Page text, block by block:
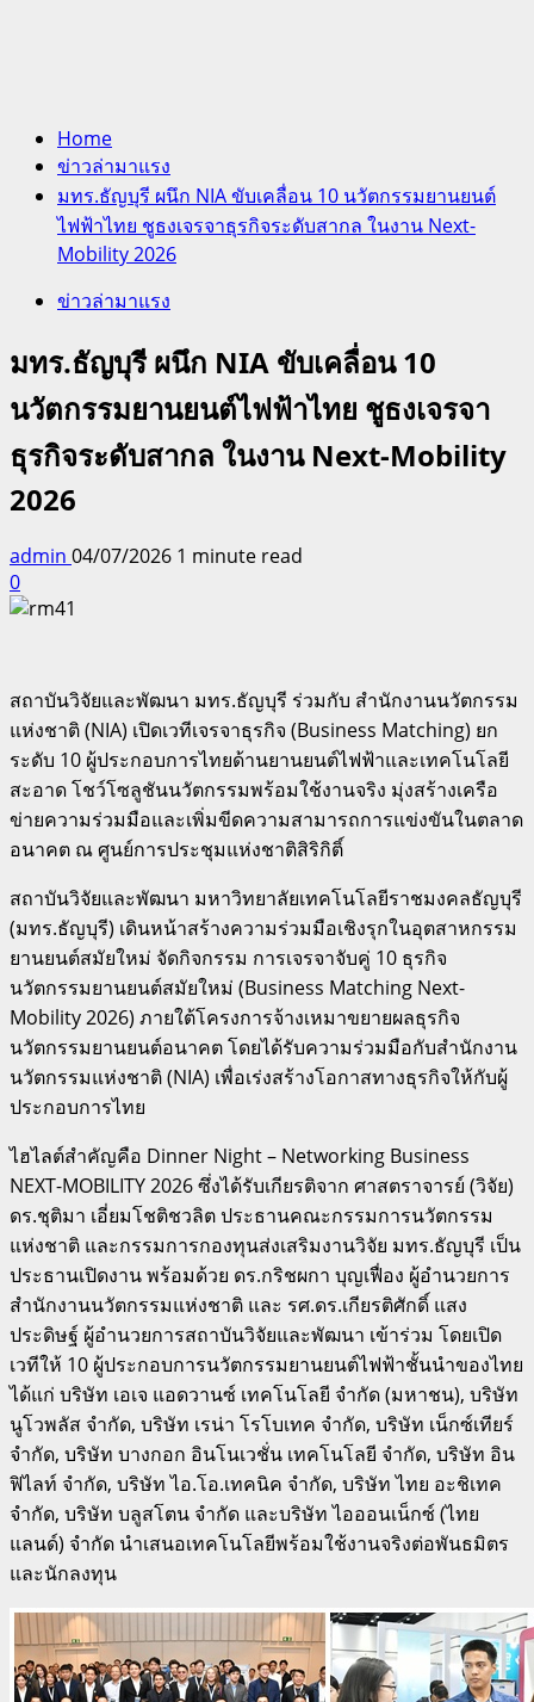
Home
ข่าวล่ามาแรง
มทร.ธัญบุรี ผนึก NIA ขับเคลื่อน 10 นวัตกรรมยานยนต์
ไฟฟ้าไทย ชูธงเจรจาธุรกิจระดับสากล ในงาน Next-
Mobility 2026
ข่าวล่ามาแรง
มทร.ธัญบุรี ผนึก NIA ขับเคลื่อน 10
นวัตกรรมยานยนต์ไฟฟ้าไทย ชูธงเจรจา
ธุรกิจระดับสากล ในงาน Next-Mobility
2026
admin 04/07/2026 1 minute read
0
สถาบันวิจัยและพัฒนา มทร.ธัญบุรี ร่วมกับ สำนักงานนวัตกรรม
แห่งชาติ (NIA) เปิดเวทีเจรจาธุรกิจ (Business Matching) ยก
ระดับ 10 ผู้ประกอบการไทยด้านยานยนต์ไฟฟ้าและเทคโนโลยี
สะอาด โชว์โซลูชันนวัตกรรมพร้อมใช้งานจริง มุ่งสร้างเครือ
ข่ายความร่วมมือและเพิ่มขีดความสามารถการแข่งขันในตลาด
อนาคต ณ ศูนย์การประชุมแห่งชาติสิริกิติ์
สถาบันวิจัยและพัฒนา มหาวิทยาลัยเทคโนโลยีราชมงคลธัญบุรี
(มทร.ธัญบุรี) เดินหน้าสร้างความร่วมมือเชิงรุกในอุตสาหกรรม
ยานยนต์สมัยใหม่ จัดกิจกรรม การเจรจาจับคู่ 10 ธุรกิจ
นวัตกรรมยานยนต์สมัยใหม่ (Business Matching Next-
Mobility 2026) ภายใต้โครงการจ้างเหมาขยายผลธุรกิจ
นวัตกรรมยานยนต์อนาคต โดยได้รับความร่วมมือกับสำนักงาน
นวัตกรรมแห่งชาติ (NIA) เพื่อเร่งสร้างโอกาสทางธุรกิจให้กับผู้
ประกอบการไทย
ไฮไลต์สำคัญคือ Dinner Night – Networking Business
NEXT-MOBILITY 2026 ซึ่งได้รับเกียรติจาก ศาสตราจารย์ (วิจัย)
ดร.ชุติมา เอี่ยมโชติชวลิต ประธานคณะกรรมการนวัตกรรม
แห่งชาติ และกรรมการกองทุนส่งเสริมงานวิจัย มทร.ธัญบุรี เป็น
ประธานเปิดงาน พร้อมด้วย ดร.กริชผกา บุญเฟื่อง ผู้อำนวยการ
สำนักงานนวัตกรรมแห่งชาติ และ รศ.ดร.เกียรติศักดิ์ แสง
ประดิษฐ์ ผู้อำนวยการสถาบันวิจัยและพัฒนา เข้าร่วม โดยเปิด
เวทีให้ 10 ผู้ประกอบการนวัตกรรมยานยนต์ไฟฟ้าชั้นนำของไทย
ได้แก่ บริษัท เอเจ แอดวานซ์ เทคโนโลยี จำกัด (มหาชน), บริษัท
นูโวพลัส จำกัด, บริษัท เรน่า โรโบเทค จำกัด, บริษัท เน็กซ์เทียร์
จำกัด, บริษัท บางกอก อินโนเวชั่น เทคโนโลยี จำกัด, บริษัท อิน
ฟิไลท์ จำกัด, บริษัท ไอ.โอ.เทคนิค จำกัด, บริษัท ไทย อะชิเทค
จำกัด, บริษัท บลูสโตน จำกัด และบริษัท ไอออนเน็กซ์ (ไทย
แลนด์) จำกัด นำเสนอเทคโนโลยีพร้อมใช้งานจริงต่อพันธมิตร
และนักลงทุน